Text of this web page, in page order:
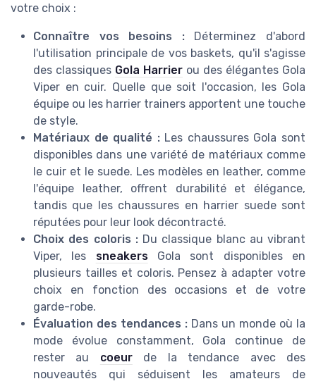
votre choix :
Connaître vos besoins : Déterminez d'abord
l'utilisation principale de vos baskets, qu'il s'agisse
des classiques Gola Harrier ou des élégantes Gola
Viper en cuir. Quelle que soit l'occasion, les Gola
équipe ou les harrier trainers apportent une touche
de style.
Matériaux de qualité : Les chaussures Gola sont
disponibles dans une variété de matériaux comme
le cuir et le suede. Les modèles en leather, comme
l'équipe leather, offrent durabilité et élégance,
tandis que les chaussures en harrier suede sont
réputées pour leur look décontracté.
Choix des coloris : Du classique blanc au vibrant
Viper, les sneakersGola sont disponibles en
plusieurs tailles et coloris. Pensez à adapter votre
choix en fonction des occasions et de votre
garde-robe.
Évaluation des tendances : Dans un monde où la
mode évolue constamment, Gola continue de
rester au coeurde la tendance avec des
nouveautés qui séduisent les amateurs de